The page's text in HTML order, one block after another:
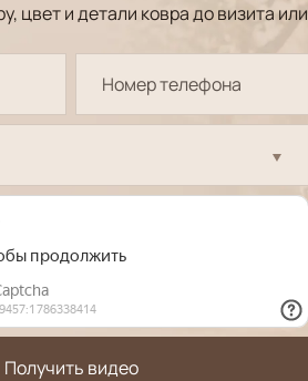
цвет и детали ковра до визита или
Получить видео